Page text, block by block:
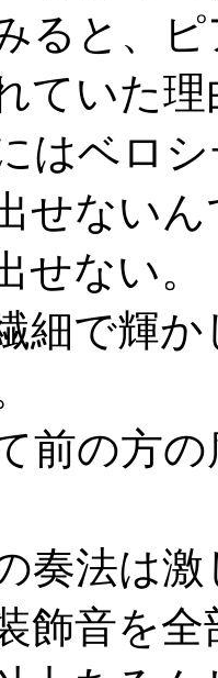
ると、
ていた
はベロ
せない
せない。
細で輝
前の方
奏法は
飾音を